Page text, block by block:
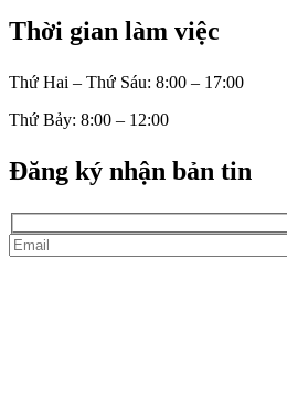
Thời gian làm việc
Thứ Hai – Thứ Sáu: 8:00 – 17:00
Thứ Bảy: 8:00 – 12:00
Đăng ký nhận bản tin